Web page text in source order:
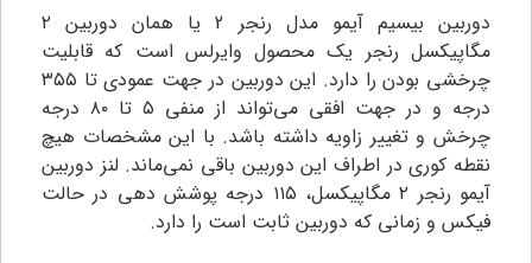
دوربین بیسیم آیمو مدل رنجر 2 یا همان دوربین ۲
مگاپیکسل رنجر یک محصول وایرلس است که قابلیت
چرخشی بودن را دارد. این دوربین در جهت عمودی تا ۳۵۵
درجه و در جهت افقی می‌تواند از منفی ۵ تا ۸۰ درجه
چرخش و تغییر زاویه داشته باشد. با این مشخصات هیچ
نقطه کوری در اطراف این دوربین باقی نمی‌ماند. لنز دوربین
آیمو رنجر ۲ مگاپیکسل، ۱۱۵ درجه پوشش دهی در حالت
فیکس و زمانی که دوربین ثابت است را دارد.